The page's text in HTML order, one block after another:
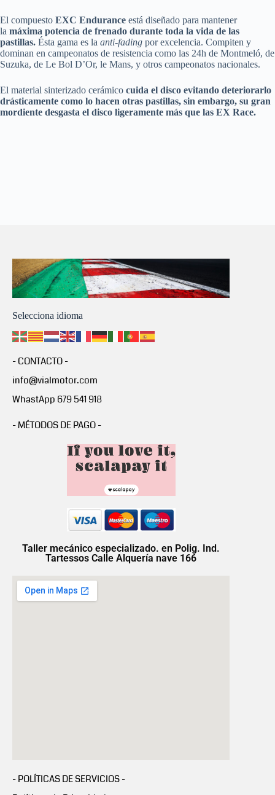
El compuesto EXC Endurance está diseñado para mantener
la máxima potencia de frenado durante toda la vida de las
pastillas. Ésta gama es la anti-fading por excelencia. Compiten y
dominan en campeonatos de resistencia como las 24h de Montmeló, de
Suzuka, de Le Bol D’Or, le Mans, y otros campeonatos nacionales.
El material sinterizado cerámico cuida el disco evitando deteriorarlo
drásticamente como lo hacen otras pastillas, sin embargo, su gran
mordiente desgasta el disco ligeramente más que las EX Race.
Selecciona idioma
- CONTACTO -
info@vialmotor.com
WhastApp 679 541 918
- MÉTODOS DE PAGO -
Taller mecánico especializado. en Polig. Ind.
Tartessos Calle Alquería nave 166
- POLÍTICAS DE SERVICIOS -